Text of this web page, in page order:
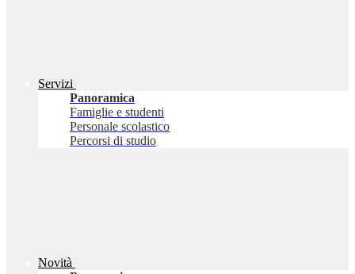
Servizi
Panoramica
Famiglie e studenti
Personale scolastico
Percorsi di studio
Novità